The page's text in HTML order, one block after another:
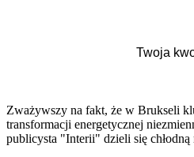
Zważywszy na fakt, że w Brukseli
transformacji energetycznej
publicysta "Interii" dzieli się chłodną